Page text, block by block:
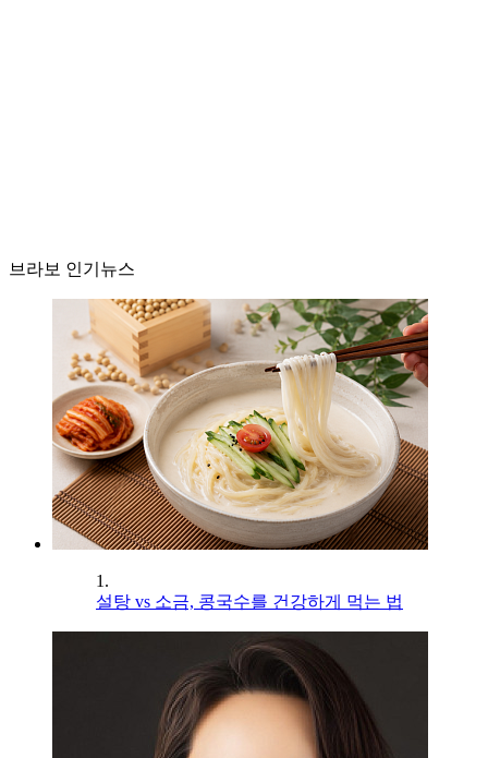
브라보 인기뉴스
1.
설탕 vs 소금, 콩국수를 건강하게 먹는 법